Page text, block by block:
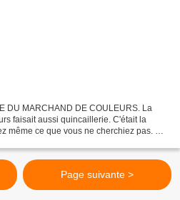
DU MARCHAND DE COULEURS. La
faisait aussi quincaillerie. C'était la
même ce que vous ne cherchiez pas. De
Page suivante >